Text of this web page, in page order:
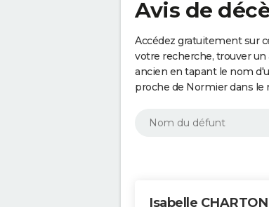
Avis de
Accédez gratuitement sur
votre recherche, trouver un
ancien en tapant le nom
proche de Normier dans le
Isabelle CHARTON